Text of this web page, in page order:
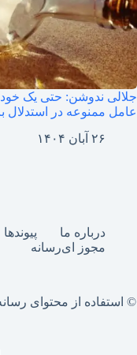
جلالی ندوشن: حتی یک
عامل ممنوعه در
۲۶ آبان ۱۴۰۴
درباره ما پیوندها
مجوز ای‌رسانه
© استفاده از محتوای